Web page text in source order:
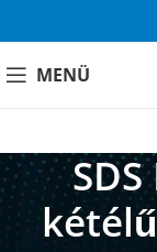
MENÜ